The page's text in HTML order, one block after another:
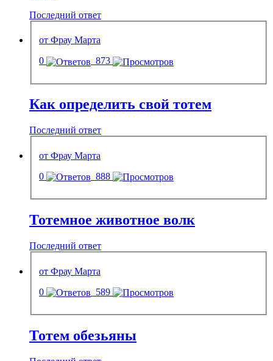
Последний ответ
от Фрау Марта
0
873
Как определить свой тотем
Последний ответ
от Фрау Марта
0
888
Тотемное животное волк
Последний ответ
от Фрау Марта
0
589
Тотем обезьяны